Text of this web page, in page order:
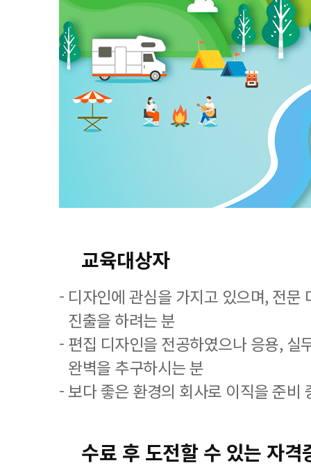
교육대상자
- 디자인에 관심을 가지고 있으며, 전문
진출을 하려는 분
- 편집 디자인을 전공하였으나 응용, 실
완벽을 추구하시는 분
- 보다 좋은 환경의 회사로 이직을 준비
수료 후 도전할 수 있는 자격